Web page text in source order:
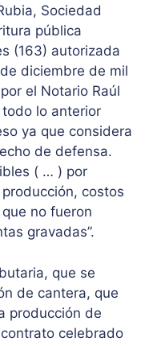
Sociedad
pública
(163) autorizada
diciembre de mil
el Notario Raúl
lo anterior
ya que considera
de defensa.
( … ) por
costos
no fueron
gravadas”.
que se
de cantera, que
producción de
celebrado